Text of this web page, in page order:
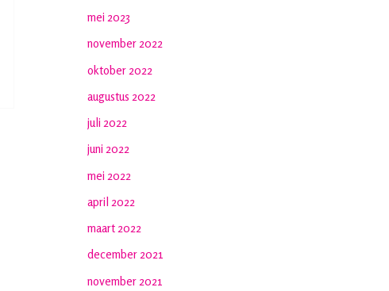
mei 2023
november 2022
oktober 2022
augustus 2022
juli 2022
juni 2022
mei 2022
april 2022
maart 2022
december 2021
november 2021